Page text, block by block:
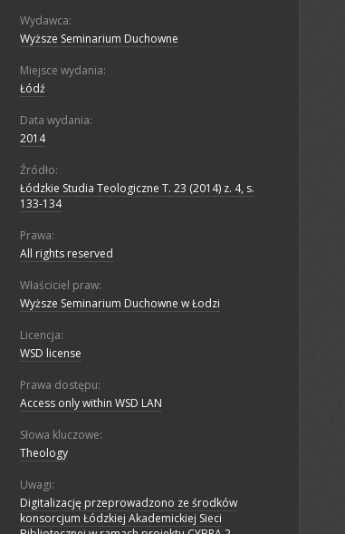
Wydawca:
Wyższe Seminarium Duchowne
Miejsce wydania:
Łódź
Data wydania:
2014
Źródło:
Łódzkie Studia Teologiczne T. 23 (2014) z. 4, s.
133-134
Prawa:
All rights reserved
Właściciel praw:
Wyższe Seminarium Duchowne w Łodzi
Licencja:
WSD license
Prawa dostępu:
Access only within WSD LAN
Słowa kluczowe:
Theology
Uwagi:
Digitalizację przeprowadzono ze środków
konsorcjum Łódzkiej Akademickiej Sieci